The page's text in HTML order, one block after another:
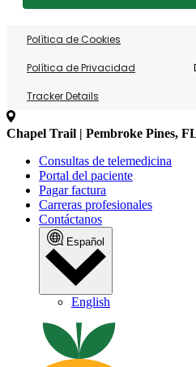
Política de Cookies
Política de Privacidad
Tracker Details
Chapel Trail | Pembroke Pines,
Consultas de telemedicina
Portal del paciente
Pagar factura
Carreras profesionales
Contáctanos
Español
English